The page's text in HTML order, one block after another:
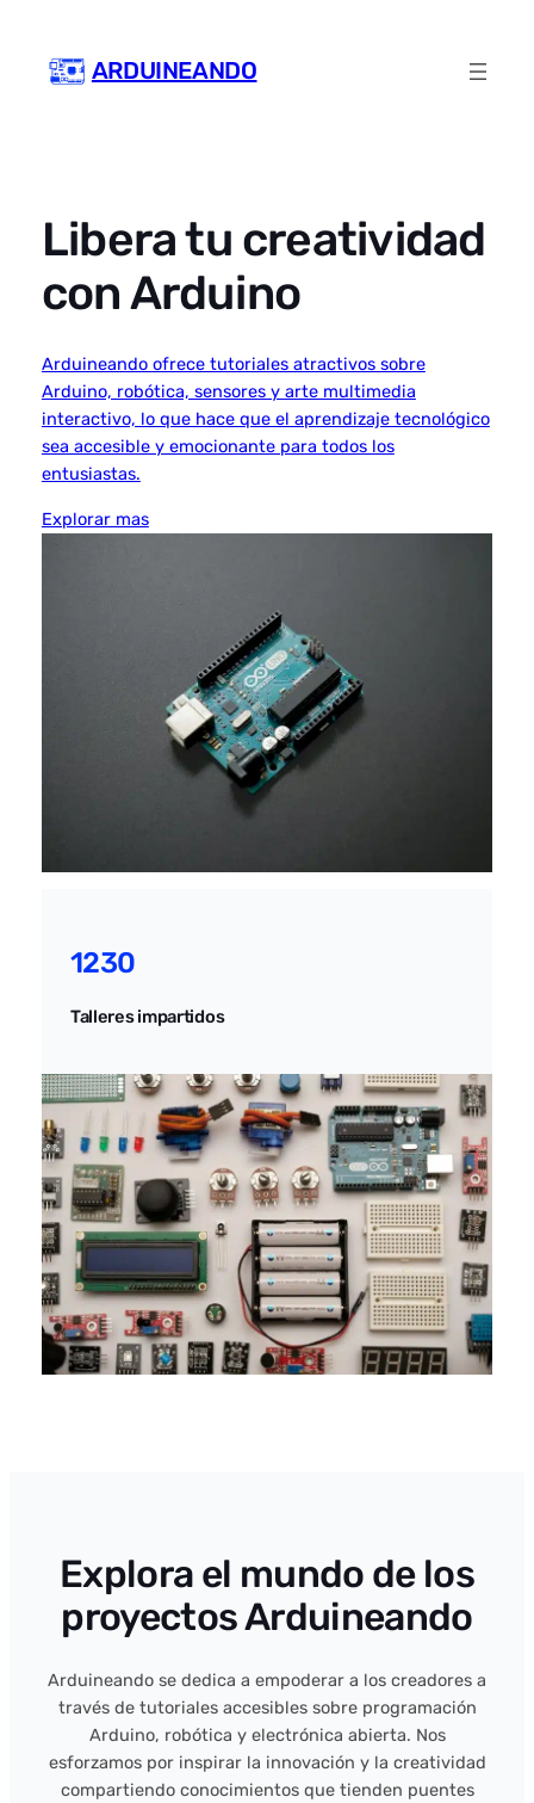
content
ARDUINEANDO
Libera tu creatividad
con Arduino
Arduineando ofrece tutoriales atractivos sobre
Arduino, robótica, sensores y arte multimedia
interactivo, lo que hace que el aprendizaje tecnológico
sea accesible y emocionante para todos los
entusiastas.
Explorar mas
1230
Talleres impartidos
Explora el mundo de los
proyectos Arduineando
Arduineando se dedica a empoderar a los creadores a
través de tutoriales accesibles sobre programación
Arduino, robótica y electrónica abierta. Nos
esforzamos por inspirar la innovación y la creatividad
compartiendo conocimientos que tienden puentes